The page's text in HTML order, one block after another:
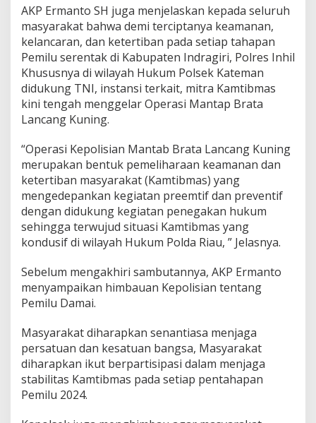
AKP Ermanto SH juga menjelaskan kepada seluruh
masyarakat bahwa demi terciptanya keamanan,
kelancaran, dan ketertiban pada setiap tahapan
Pemilu serentak di Kabupaten Indragiri, Polres Inhil
Khususnya di wilayah Hukum Polsek Kateman
didukung TNI, instansi terkait, mitra Kamtibmas
kini tengah menggelar Operasi Mantap Brata
Lancang Kuning.
“Operasi Kepolisian Mantab Brata Lancang Kuning
merupakan bentuk pemeliharaan keamanan dan
ketertiban masyarakat (Kamtibmas) yang
mengedepankan kegiatan preemtif dan preventif
dengan didukung kegiatan penegakan hukum
sehingga terwujud situasi Kamtibmas yang
kondusif di wilayah Hukum Polda Riau, ” Jelasnya.
Sebelum mengakhiri sambutannya, AKP Ermanto
menyampaikan himbauan Kepolisian tentang
Pemilu Damai.
Masyarakat diharapkan senantiasa menjaga
persatuan dan kesatuan bangsa, Masyarakat
diharapkan ikut berpartisipasi dalam menjaga
stabilitas Kamtibmas pada setiap pentahapan
Pemilu 2024.